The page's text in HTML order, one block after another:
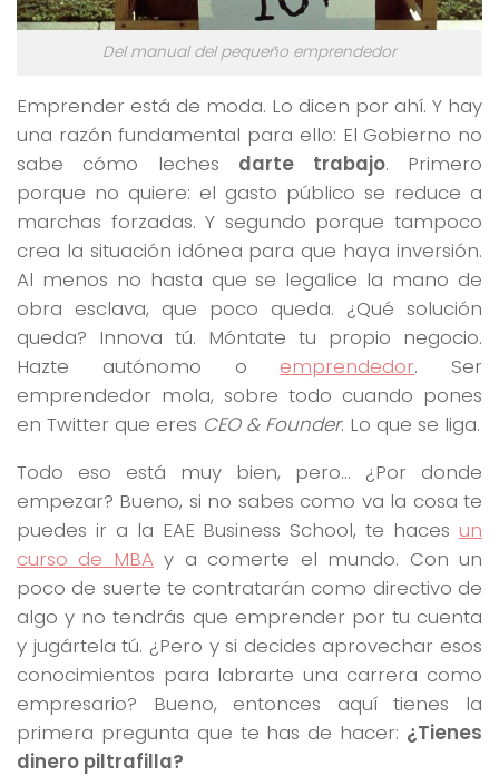
Del manual del pequeño emprendedor
Emprender está de moda. Lo dicen por ahí. Y hay
una razón fundamental para ello: El Gobierno no
sabe cómo leches darte trabajo. Primero
porque no quiere: el gasto público se reduce a
marchas forzadas. Y segundo porque tampoco
crea la situación idónea para que haya inversión.
Al menos no hasta que se legalice la mano de
obra esclava, que poco queda. ¿Qué solución
queda? Innova tú. Móntate tu propio negocio.
Hazte autónomo o emprendedor. Ser
emprendedor mola, sobre todo cuando pones
en Twitter que eres CEO & Founder. Lo que se liga.
Todo eso está muy bien, pero… ¿Por donde
empezar? Bueno, si no sabes como va la cosa te
puedes ir a la EAE Business School, te haces un
curso de MBA y a comerte el mundo. Con un
poco de suerte te contratarán como directivo de
algo y no tendrás que emprender por tu cuenta
y jugártela tú. ¿Pero y si decides aprovechar esos
conocimientos para labrarte una carrera como
empresario? Bueno, entonces aquí tienes la
primera pregunta que te has de hacer: ¿Tienes
dinero piltrafilla?